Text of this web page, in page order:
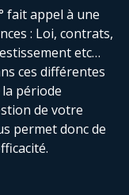
fait appel à une
: Loi, contrats,
etc…
ces différentes
période
de votre
permet donc de